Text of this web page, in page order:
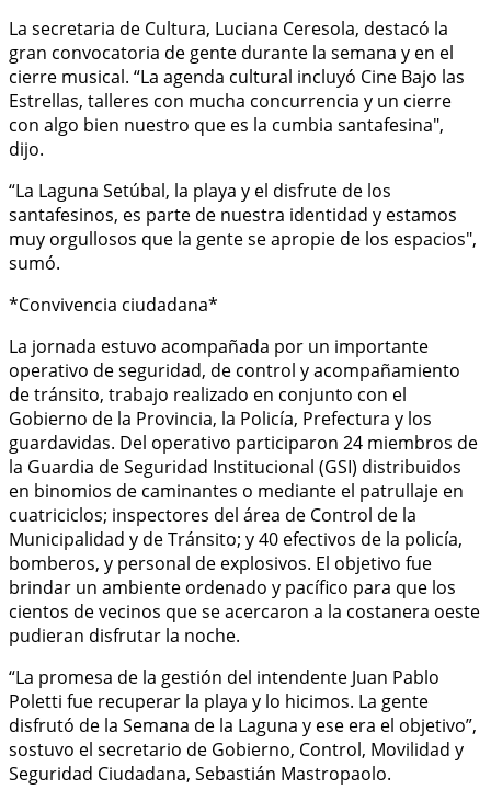
La secretaria de Cultura, Luciana Ceresola, destacó la
gran convocatoria de gente durante la semana y en el
cierre musical. “La agenda cultural incluyó Cine Bajo las
Estrellas, talleres con mucha concurrencia y un cierre
con algo bien nuestro que es la cumbia santafesina",
dijo.
“La Laguna Setúbal, la playa y el disfrute de los
santafesinos, es parte de nuestra identidad y estamos
muy orgullosos que la gente se apropie de los espacios",
sumó.
*Convivencia ciudadana*
La jornada estuvo acompañada por un importante
operativo de seguridad, de control y acompañamiento
de tránsito, trabajo realizado en conjunto con el
Gobierno de la Provincia, la Policía, Prefectura y los
guardavidas. Del operativo participaron 24 miembros de
la Guardia de Seguridad Institucional (GSI) distribuidos
en binomios de caminantes o mediante el patrullaje en
cuatriciclos; inspectores del área de Control de la
Municipalidad y de Tránsito; y 40 efectivos de la policía,
bomberos, y personal de explosivos. El objetivo fue
brindar un ambiente ordenado y pacífico para que los
cientos de vecinos que se acercaron a la costanera oeste
pudieran disfrutar la noche.
“La promesa de la gestión del intendente Juan Pablo
Poletti fue recuperar la playa y lo hicimos. La gente
disfrutó de la Semana de la Laguna y ese era el objetivo”,
sostuvo el secretario de Gobierno, Control, Movilidad y
Seguridad Ciudadana, Sebastián Mastropaolo.